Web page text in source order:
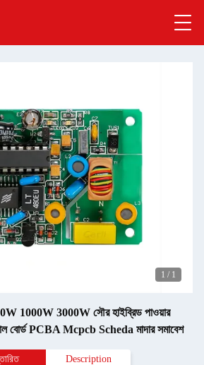
1 / 1
1000W 3000W সৌর হাইব্রিড পাওয়ার
বোর্ড PCBA Mcpcb Scheda মাদার সমাবেশ
Description